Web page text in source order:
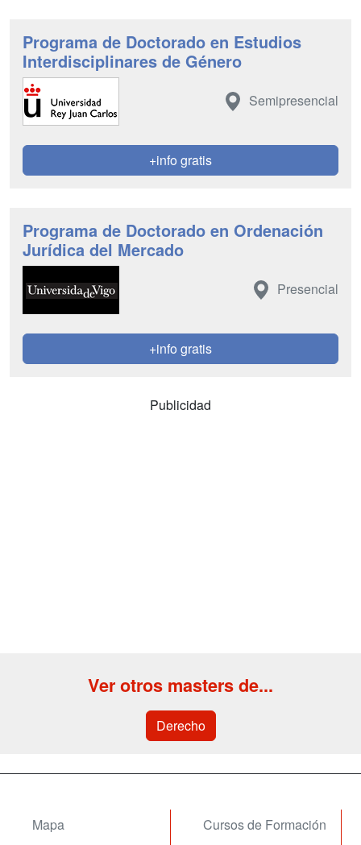
Programa de Doctorado en Estudios
Interdisciplinares de Género
Semipresencial
+info gratis
Programa de Doctorado en Ordenación
Jurídica del Mercado
Presencial
+info gratis
Publicidad
Ver otros masters de...
Derecho
Mapa
Cursos de Formación